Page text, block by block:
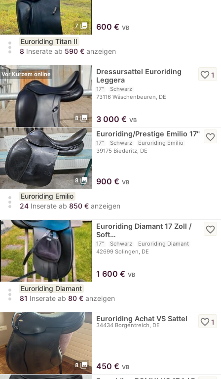
7 photo_library 600 € VB
more_vert
Euroriding Titan II
8 Inserate ab 590 € anzeigen
8 photo_library
Vor Kurzem online
Dressursattel Euroriding
Leggera
17"
Schwarz
73116 Wäschenbeuren, DE
favorite_border1
3 000 € VB
8 photo_library
Euroriding/Prestige Emilio 17''
17" Schwarz
Euroriding Emilio
39175 Biederitz, DE
favorite_border
900 € VB
more_vert
Euroriding Emilio
24 Inserate ab 850 € anzeigen
Euroriding Diamant 17 Zoll /
Soft…
17" Schwarz
Euroriding Diamant
42699 Solingen, DE
favorite_border
1 600 € VB
more_vert
Euroriding Diamant
81 Inserate ab 80 € anzeigen
8 photo_library
Euroriding Achat VS Sattel
34434 Borgentreich, DE favorite_border1
450 € VB